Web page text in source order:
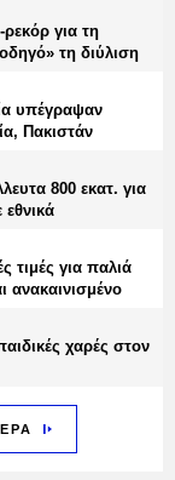
για τη
τη διύλιση
υπέγραψαν
Πακιστάν
800 εκατ. για
εθνικά
τιμές για παλιά
ανακαινισμένο
χαρές στον